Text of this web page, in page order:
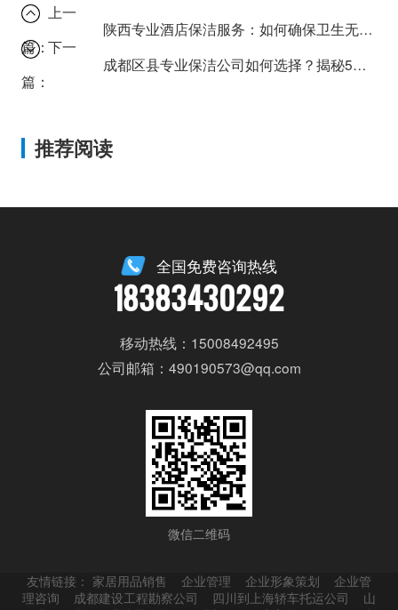
上一
篇：
陕西专业酒店保洁服务：如何确保卫生无死角？
下一
篇：
成都区县专业保洁公司如何选择？揭秘5大筛选标准
推荐阅读
全国免费咨询热线
18383430292
移动热线：15008492495
公司邮箱：490190573@qq.com
微信二维码
友情链接： 家居用品销售 企业管理 企业形象策划
企业管
理咨询
成都建设工程勘察公司 四川到上海轿车托运公司
山